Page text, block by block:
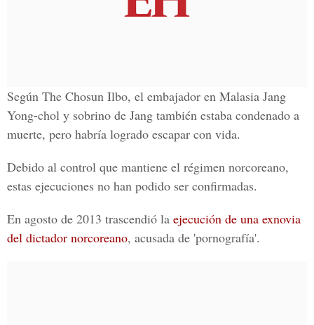
Según The Chosun Ilbo, el embajador en Malasia Jang
Yong-chol y sobrino de Jang también estaba condenado a
muerte, pero habría logrado escapar con vida.
Debido al control que mantiene el régimen norcoreano,
estas ejecuciones no han podido ser confirmadas.
En agosto de 2013 trascendió la ejecución de una exnovia
del dictador norcoreano, acusada de 'pornografía'.